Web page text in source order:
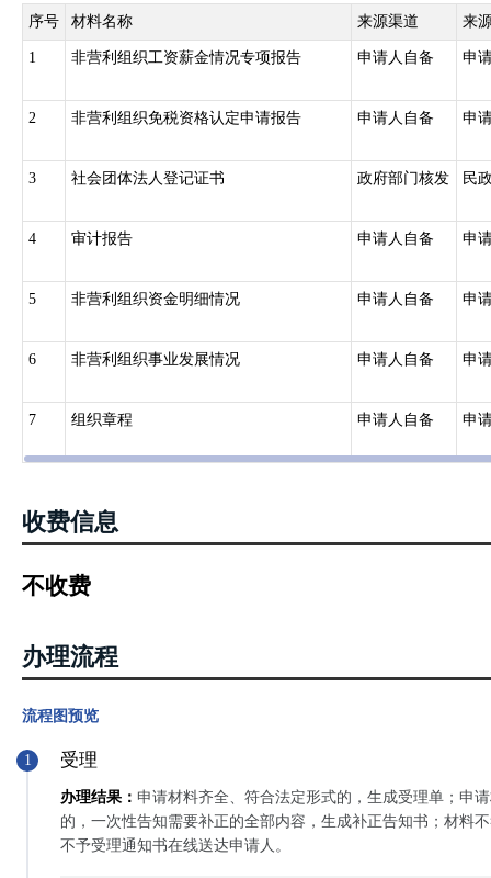
序号 材料名称 来源渠道 来
1 非营利组织工资薪金情况专项报告 申请人自备 申
2 非营利组织免税资格认定申请报告 申请人自备 申
3 社会团体法人登记证书 政府部门核发 民
4 审计报告 申请人自备 申
5 非营利组织资金明细情况 申请人自备 申
6 非营利组织事业发展情况 申请人自备 申
7 组织章程 申请人自备 申
收费信息
不收费
办理流程
流程图预览
1 受理
办理结果： 申请材料齐全、符合法定形式的，生成受理单；申
的，一次性告知需要补正的全部内容，生成补正告知书；材料
不予受理通知书在线送达申请人。